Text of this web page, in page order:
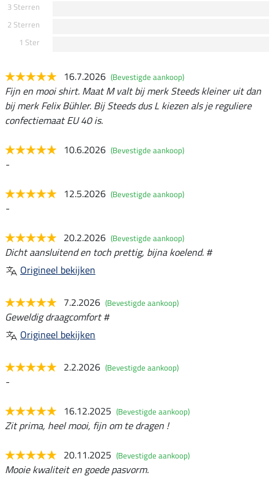
3 Sterren
2 Sterren
1 Ster
16.7.2026 (Bevestigde aankoop)
Fijn en mooi shirt. Maat M valt bij merk Steeds kleiner uit dan
bij merk Felix Bühler. Bij Steeds dus L kiezen als je reguliere
confectiemaat EU 40 is.
10.6.2026 (Bevestigde aankoop)
-
12.5.2026 (Bevestigde aankoop)
-
20.2.2026 (Bevestigde aankoop)
Dicht aansluitend en toch prettig, bijna koelend. #
Origineel bekijken
7.2.2026 (Bevestigde aankoop)
Geweldig draagcomfort #
Origineel bekijken
2.2.2026 (Bevestigde aankoop)
-
16.12.2025 (Bevestigde aankoop)
Zit prima, heel mooi, fijn om te dragen !
20.11.2025 (Bevestigde aankoop)
Mooie kwaliteit en goede pasvorm.